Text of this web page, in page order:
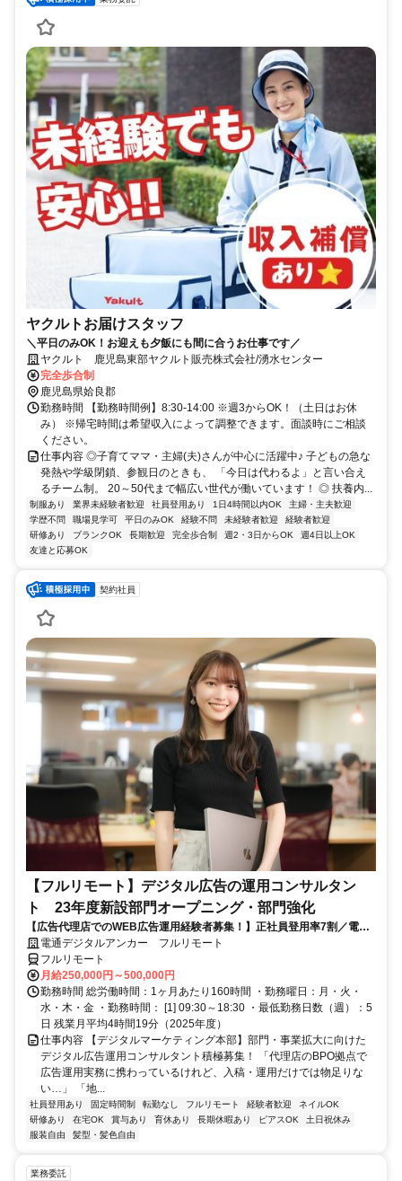
ヤクルトお届けスタッフ
＼平日のみOK！お迎えも夕飯にも間に合うお仕事です／
ヤクルト 鹿児島東部ヤクルト販売株式会社/湧水センター
完全歩合制
鹿児島県姶良郡
勤務時間 【勤務時間例】8:30-14:00 ※週3からOK！（土日はお休
み） ※帰宅時間は希望収入によって調整できます。面談時にご相談
ください。
仕事内容 ◎子育てママ・主婦(夫)さんが中心に活躍中♪ 子どもの急な
発熱や学級閉鎖、参観日のときも、 「今日は代わるよ」と言い合え
るチーム制。 20～50代まで幅広い世代が働いています！ ◎ 扶養内...
制服あり 業界未経験者歓迎 社員登用あり 1日4時間以内OK
主婦・主夫歓迎
学歴不問
職場見学可 平日のみOK 経験不問 未経験者歓迎
経験者歓迎
研修あり
ブランクOK 長期歓迎 完全歩合制 週2・3日からOK
週4日以上OK
友達と応募OK
契約社員
【フルリモート】デジタル広告の運用コンサルタン
ト 23年度新設部門オープニング・部門強化
【広告代理店でのWEB広告運用経験者募集！】正社員登用率7割／電通
G／全国×完全在宅／年休126日・土日祝休み／残業月平均4時間19分
電通デジタルアンカー フルリモート
フルリモート
月給250,000円～500,000円
勤務時間 総労働時間：1ヶ月あたり160時間 ・勤務曜日：月・火・
水・木・金 ・勤務時間： [1] 09:30～18:30 ・最低勤務日数（週）：5
日 残業月平均4時間19分（2025年度）
仕事内容 【デジタルマーケティング本部】部門・事業拡大に向けた
デジタル広告運用コンサルタント積極募集！ 「代理店のBPO拠点で
広告運用実務に携わっているけれど、入稿・運用だけでは物足りな
い…」 「地...
社員登用あり 固定時間制 転勤なし フルリモート 経験者歓迎
ネイルOK
研修あり
在宅OK 賞与あり 育休あり 長期休暇あり ピアスOK
土日祝休み
服装自由
髪型・髪色自由
業務委託